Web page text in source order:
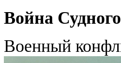
Война
Военный